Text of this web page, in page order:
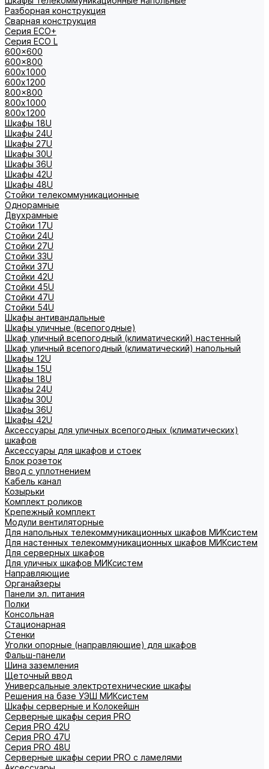
Разборная конструкция
Сварная конструкция
Серия ECO+
Серия ECO L
600x600
600x800
600х1000
600х1200
800x800
800х1000
800х1200
Шкафы 18U
Шкафы 24U
Шкафы 27U
Шкафы 30U
Шкафы 36U
Шкафы 42U
Шкафы 48U
Стойки телекоммуникационные
Однорамные
Двухрамные
Стойки 17U
Стойки 24U
Стойки 27U
Стойки 33U
Стойки 37U
Стойки 42U
Стойки 45U
Стойки 47U
Стойки 54U
Шкафы антивандальные
Шкафы уличные (всепогодные)
Шкаф уличный всепогодный (климатический) настенный
Шкаф уличный всепогодный (климатический) напольный
Шкафы 12U
Шкафы 15U
Шкафы 18U
Шкафы 24U
Шкафы 30U
Шкафы 36U
Шкафы 42U
Аксессуары для уличных всепогодных (климатических)
шкафов
Аксессуары для шкафов и стоек
Блок розеток
Ввод с уплотнением
Кабель канал
Козырьки
Комплект роликов
Крепежный комплект
Модули вентиляторные
Для напольных телекоммуникационных шкафов МИКсистем
Для настенных телекоммуникационных шкафов МИКсистем
Для серверных шкафов
Для уличных шкафов МИКсистем
Направляющие
Органайзеры
Панели эл. питания
Полки
Консольная
Стационарная
Стенки
Уголки опорные (направляющие) для шкафов
Фальш-панели
Шина заземления
Щеточный ввод
Универсальные электротехнические шкафы
Решения на базе УЭШ МИКсистем
Шкафы серверные и Колокейшн
Серверные шкафы серия PRO
Серия PRO 42U
Серия PRO 47U
Серия PRO 48U
Серверные шкафы серии PRO с ламелями